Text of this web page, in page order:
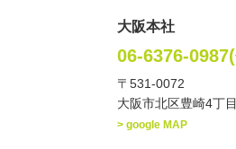
・性別
・ジャンル
大阪本社
06-6376-
〒531-0072
大阪市北区豊崎4丁
> google MAP